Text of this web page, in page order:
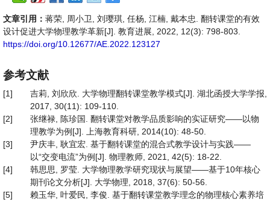
文章引用： 蒋荣, 周小卫, 刘璎琪, 任杨, 江楠, 戴本忠. 翻转课堂的有效
设计促进大学物理教学革新[J]. 教育进展, 2022, 12(3): 798-803.
https://doi.org/10.12677/AE.2022.123127
参考文献
[1]
吉莉, 刘欣欣. 大学物理翻转课堂教学模式[J]. 湖北函授大学学报,
2017, 30(11): 109-110.
[2]
张继禄, 陈珍国. 翻转课堂对教学品质影响的实证研究——以物
理教学为例[J]. 上海教育科研, 2014(10): 48-50.
[3]
尹庆丰, 耿宜宏. 基于翻转课堂的混合式教学设计与实践——
以“交变电流”为例[J]. 物理教师, 2021, 42(5): 18-22.
[4]
韩思思, 罗莹. 大学物理教学研究现状与展望——基于10年核心
期刊论文分析[J]. 大学物理, 2018, 37(6): 50-56.
[5]
赖玉华, 叶爱民, 李俊. 基于翻转课堂教学理念的物理核心素养培